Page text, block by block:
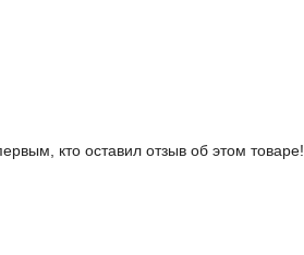
кто оставил отзыв об этом товаре!